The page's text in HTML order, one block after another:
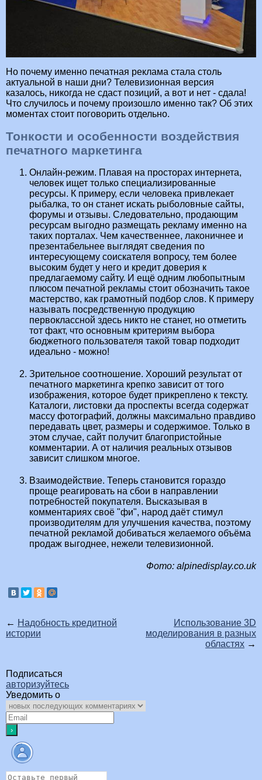
Но почему именно печатная реклама стала столь
актуальной в наши дни? Телевизионная версия
казалось, никогда не сдаст позиций, а вот и нет - сдала!
Что случилось и почему произошло именно так? Об этих
моментах стоит поговорить отдельно.
Тонкости и особенности воздействия
печатного маркетинга
Онлайн-режим. Плавая на просторах интернета,
человек ищет только специализированные
ресурсы. К примеру, если человека привлекает
рыбалка, то он станет искать рыболовные сайты,
форумы и отзывы. Следовательно, продающим
ресурсам выгодно размещать рекламу именно на
таких порталах. Чем качественнее, лаконичнее и
презентабельнее выглядят сведения по
интересующему соискателя вопросу, тем более
высоким будет у него и кредит доверия к
предлагаемому сайту. И ещё одним любопытным
плюсом печатной рекламы стоит обозначить такое
мастерство, как грамотный подбор слов. К примеру
называть посредственную продукцию
первоклассной здесь никто не станет, но отметить
тот факт, что основным критериям выбора
бюджетного пользователя такой товар подходит
идеально - можно!
Зрительное соотношение. Хороший результат от
печатного маркетинга крепко зависит от того
изображения, которое будет прикреплено к тексту.
Каталоги, листовки да проспекты всегда содержат
массу фотографий, должны максимально правдиво
передавать цвет, размеры и содержимое. Только в
этом случае, сайт получит благопристойные
комментарии. А от наличия реальных отзывов
зависит слишком многое.
Взаимодействие. Теперь становится гораздо
проще реагировать на сбои в направлении
потребностей покупателя. Высказывая в
комментариях своё "фи", народ даёт стимул
производителям для улучшения качества, поэтому
печатной рекламой добиваться желаемого объёма
продаж выгоднее, нежели телевизионной.
Фото: alpinedisplay.co.uk
← Надобность кредитной
истории
Использование 3D
моделирования в разных
областях →
Подписаться
авторизуйтесь
Уведомить о